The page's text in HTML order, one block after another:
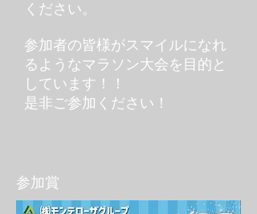
ください。
参加者の皆様がスマイルになれ
るようなマラソン大会を目的と
しています！！
是非ご参加ください！
参加賞